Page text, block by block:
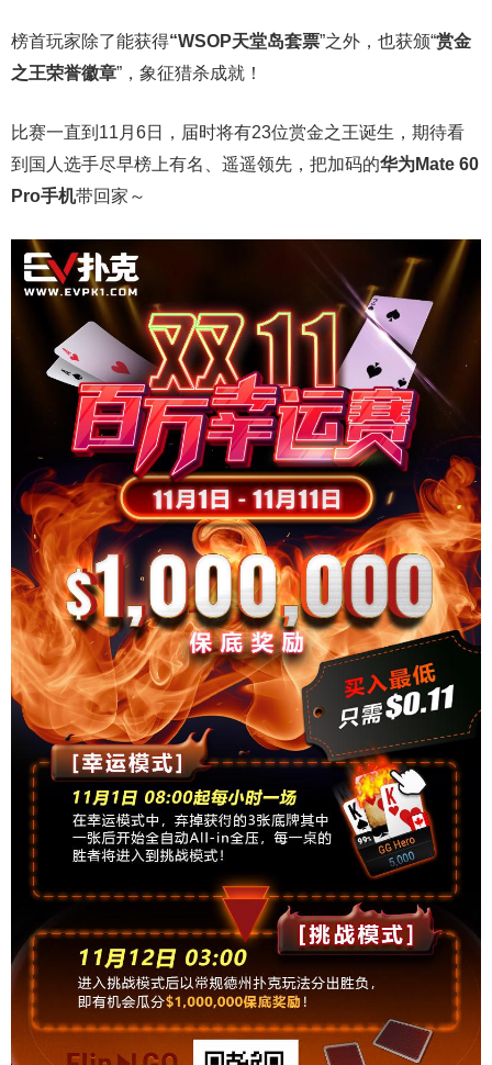
榜首玩家除了能获得“WSOP天堂岛套票”之外，也获颁“赏金
之王荣誉徽章”，象征猎杀成就！
比赛一直到11月6日，届时将有23位赏金之王诞生，期待看
到国人选手尽早榜上有名、遥遥领先，把加码的华为Mate 60
Pro手机带回家～